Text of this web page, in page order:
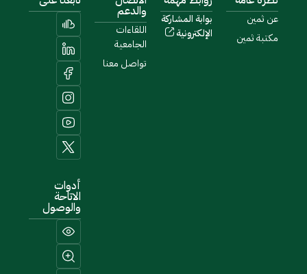
عن ثمين
مكتبة ثمين
بوابة المشاركة
الإلكترونية
والدعم
اللقاءات
الجامعية
تواصل معنا
أدوات
الاتاحة
والوصول